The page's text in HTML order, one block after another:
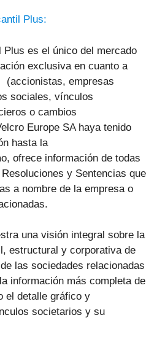
Plus:
Plus es el único del mercado
exclusiva en cuanto a
(accionistas, empresas
sociales, vínculos
o cambios
Europe SA haya tenido
hasta la
ofrece información de todas
y Sentencias que
a nombre de la empresa o
una visión integral sobre la
estructural y corporativa de
las sociedades relacionadas
información más completa de
el detalle gráfico y
societarios y su